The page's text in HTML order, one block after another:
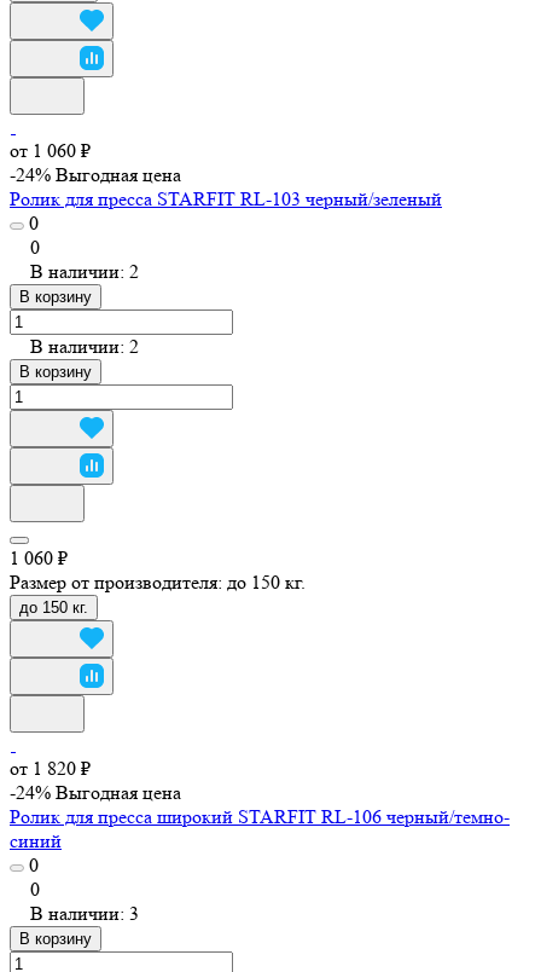
от 1 060 ₽
-24% Выгодная цена
Ролик для пресса STARFIT RL-103 черный/зеленый
0
0
В наличии: 2
В корзину
В наличии: 2
В корзину
1 060 ₽
Размер от производителя: до 150 кг.
до 150 кг.
от 1 820 ₽
-24% Выгодная цена
Ролик для пресса широкий STARFIT RL-106 черный/темно-
синий
0
0
В наличии: 3
В корзину